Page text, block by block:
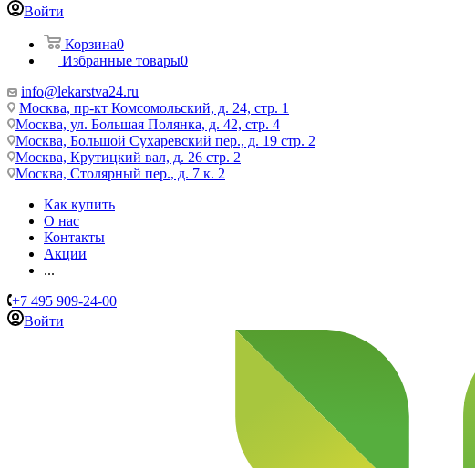
Войти
Корзина0
Избранные товары0
info@lekarstva24.ru
Москва, пр-кт Комсомольский, д. 24, стр. 1
Москва, ул. Большая Полянка, д. 42, стр. 4
Москва, Большой Сухаревский пер., д. 19 стр. 2
Москва, Крутицкий вал, д. 26 стр. 2
Москва, Столярный пер., д. 7 к. 2
Как купить
О нас
Контакты
Акции
...
+7 495 909-24-00
Войти